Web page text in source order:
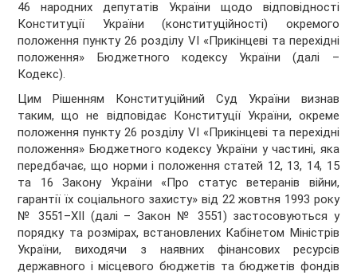
46 народних депутатів України щодо відповідності
Конституції України (конституційності) окремого
положення пункту 26 розділу VІ «Прикінцеві та перехідні
положення» Бюджетного кодексу України (далі –
Кодекс).
Цим Рішенням Конституційний Суд України визнав
таким, що не відповідає Конституції України, окреме
положення пункту 26 розділу VI «Прикінцеві та перехідні
положення» Бюджетного кодексу України у частині, яка
передбачає, що норми і положення статей 12, 13, 14, 15
та 16 Закону України «Про статус ветеранів війни,
гарантії їх соціального захисту» від 22 жовтня 1993 року
№ 3551–ХІІ (далі – Закон № 3551) застосовуються у
порядку та розмірах, встановлених Кабінетом Міністрів
України, виходячи з наявних фінансових ресурсів
державного і місцевого бюджетів та бюджетів фондів